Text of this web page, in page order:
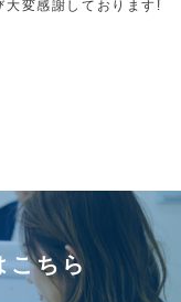
大変感謝しております!
こちら